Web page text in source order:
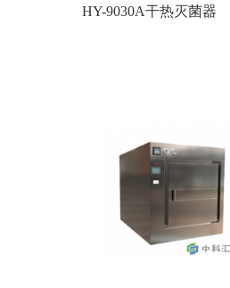
HY-9030A干热灭菌器